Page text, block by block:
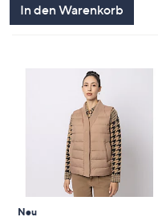
In den Warenkorb
Neu